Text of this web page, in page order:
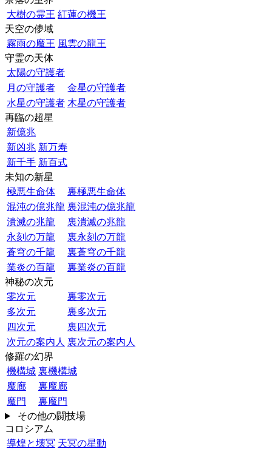
大樹の霊王 紅蓮の機王
天空の儚域
霧雨の魔王 風雲の龍王
守霊の天体
太陽の守護者
月の守護者
金星の守護者
水星の守護者 木星の守護者
再臨の超星
新億兆
新凶兆 新万寿
新千手 新百式
未知の新星
極悪生命体
裏極悪生命体
混沌の億兆龍 裏混沌の億兆龍
潰滅の兆龍
裏潰滅の兆龍
永刻の万龍
裏永刻の万龍
蒼穹の千龍
裏蒼穹の千龍
業炎の百龍
裏業炎の百龍
神秘の次元
零次元
裏零次元
多次元
裏多次元
四次元
裏四次元
次元の案内人 裏次元の案内人
修羅の幻界
機構城 裏機構城
魔廊
裏魔廊
魔門
裏魔門
その他の闘技場
コロシアム
導煌と壊冥 天冥の星動